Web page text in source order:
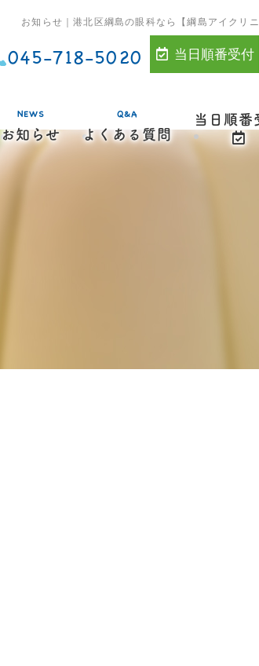
お知らせ｜港北区綱島の眼科なら【綱島アイクリ
045-718-5020 当日順番受付
お知らせ
NEWS
よくある質問
Q&A 当日順番